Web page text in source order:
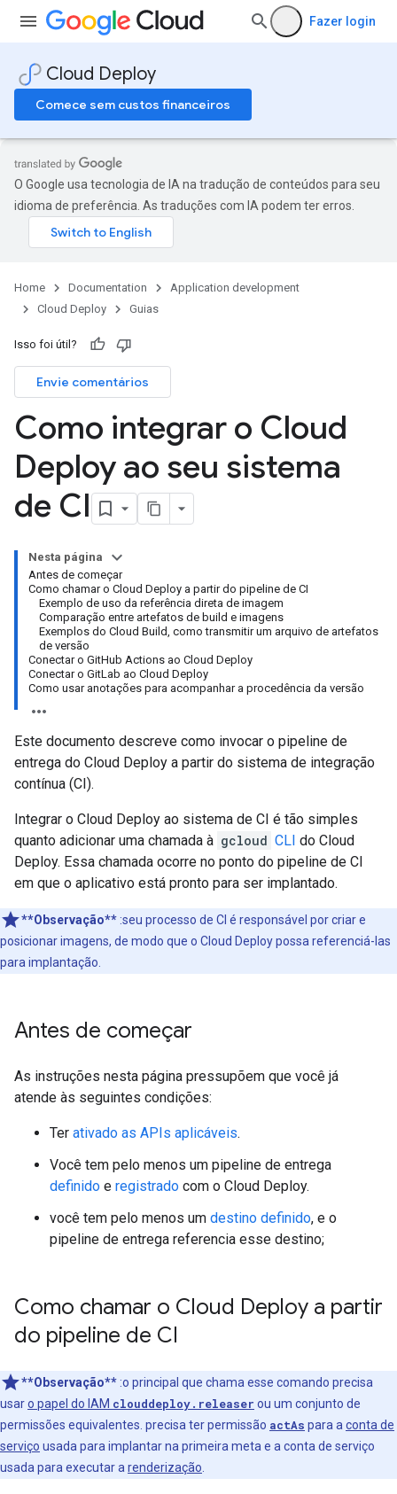
Fazer login
Cloud Deploy
Comece sem custos financeiros
O Google usa tecnologia de IA na tradução de conteúdos para seu
idioma de preferência. As traduções com IA podem ter erros.
Home Documentation
Application development
Cloud Deploy
Guias
Isso foi útil?
Envie comentários
Como integrar o Cloud
Deploy ao seu sistema
de CI
Nesta página
Antes de começar
Como chamar o Cloud Deploy a partir do pipeline de CI
Exemplo de uso da referência direta de imagem
Comparação entre artefatos de build e imagens
Exemplos do Cloud Build, como transmitir um arquivo de artefatos
de versão
Conectar o GitHub Actions ao Cloud Deploy
Conectar o GitLab ao Cloud Deploy
Como usar anotações para acompanhar a procedência da versão
Este documento descreve como invocar o pipeline de
entrega do Cloud Deploy a partir do sistema de integração
contínua (CI).
Integrar o Cloud Deploy ao sistema de CI é tão simples
quanto adicionar uma chamada à gcloud CLI do Cloud
Deploy. Essa chamada ocorre no ponto do pipeline de CI
em que o aplicativo está pronto para ser implantado.
**Observação** :seu processo de CI é responsável por criar e
posicionar imagens, de modo que o Cloud Deploy possa referenciá-las
para implantação.
Antes de começar
As instruções nesta página pressupõem que você já
atende às seguintes condições:
Ter ativado as APIs aplicáveis.
Você tem pelo menos um pipeline de entrega
definido e registrado com o Cloud Deploy.
você tem pelo menos um destino definido, e o
pipeline de entrega referencia esse destino;
Como chamar o Cloud Deploy a partir
do pipeline de CI
**Observação** :o principal que chama esse comando precisa
usaro papel do IAM clouddeploy.releaser ou um conjunto de
permissões equivalentes. precisa ter permissão actAs para a conta de
serviço usada para implantar na primeira meta e a conta de serviço
usada para executar a renderização